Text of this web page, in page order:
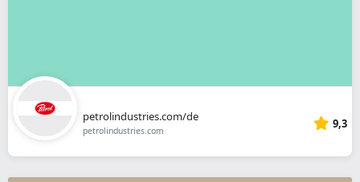
petrolindustries.com/de
petrolindustries.com 9,3